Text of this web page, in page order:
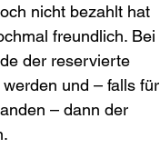
nicht bezahlt hat
freundlich. Bei
der reservierte
und – falls für
– dann der